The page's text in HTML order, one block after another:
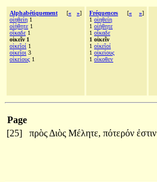
Alphabétiquement [« »]
οἰηθείη 1
οἰήθητε 1
οἴκαδε 1
οἰκεῖν 1
οἰκεῖοί 1
οἰκεῖοι 3
οἰκείους 1
Fréquences [« »]
1 οἰηθείη
1 οἰήθητε
1 οἴκαδε
1 οἰκεῖν
1 οἰκεῖοί
1 οἰκείους
1 οἴκοθεν
Page
[25]
πρὸς Διὸς Μέλητε, πότερόν ἐστιν